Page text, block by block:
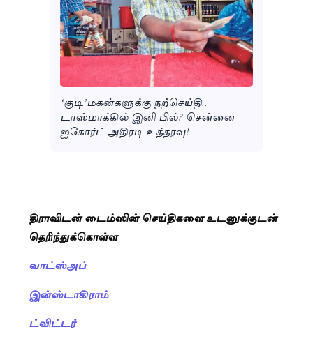
‘குடி’மகன்களுக்கு நற்செய்தி..
டாஸ்மாக்கில் இனி பில்? சென்னை
ஐகோர்ட் அதிரடி உத்தரவு!
திராவிடன் டைம்ஸின் செய்திகளை உடனுக்குடன்
தெரிந்துக்கொள்ள
வாட்ஸ்அப்
இன்ஸ்டாகிராம்
ட்விட்டர்